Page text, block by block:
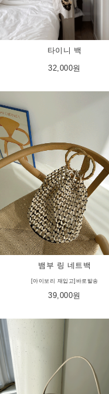
타이니 백
32,000원
뱀부 링 네트백
[아이보리 재입고]바로발송
39,000원